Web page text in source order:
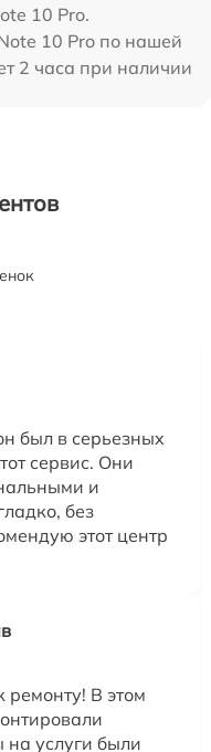
10 Pro.
10 Pro по нашей
2 часа при наличии
был в серьезных
сервис. Они
и
без
этот центр
В этом
услуги были